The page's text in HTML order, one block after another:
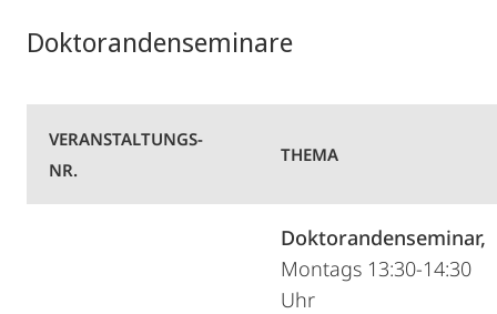
Doktorandenseminare
VERANSTALTUNGS-
NR.
THEMA
Doktorandenseminar,
Montags 13:30-14:30
Uhr